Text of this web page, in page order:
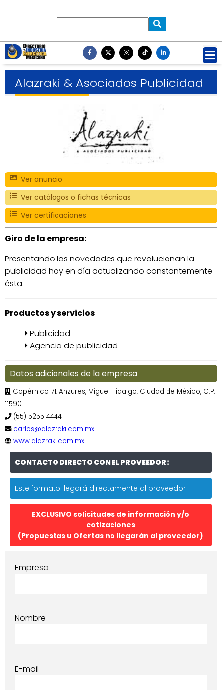
Alazraki & Asociados Publicidad
Ver anuncio
Ver catálogos o fichas técnicas
Ver certificaciones
Giro de la empresa:
Presentando las novedades que revolucionan la
publicidad hoy en día actualizando constantemente
ésta.
Productos y servicios
Publicidad
Agencia de publicidad
Datos adicionales de la empresa
Copérnico 71, Anzures, Miguel Hidalgo, Ciudad de México, C.P.
11590
(55) 5255 4444
carlos@alazraki.com.mx
www.alazraki.com.mx
CONTACTO DIRECTO CON EL PROVEEDOR :
Este formato llegará directamente al proveedor
EXCLUSIVO solicitudes de información y/o
cotizaciones
(Propuestas u Ofertas no llegarán al proveedor)
Empresa
Nombre
E-mail